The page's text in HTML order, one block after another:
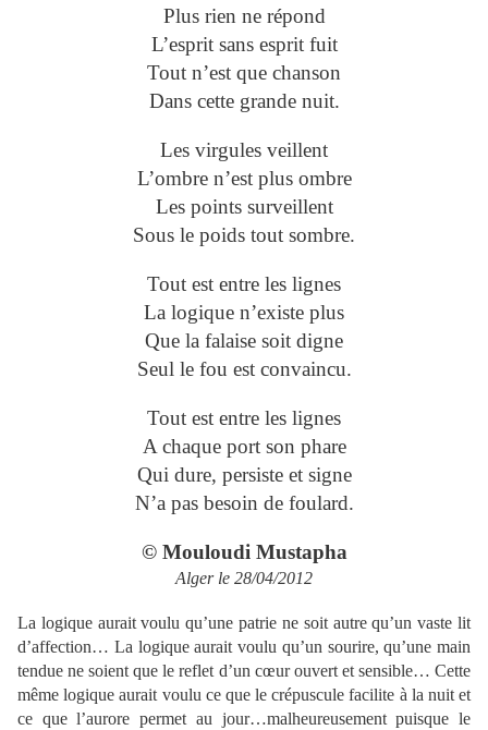
Plus rien ne répond
L’esprit sans esprit fuit
Tout n’est que chanson
Dans cette grande nuit.
Les virgules veillent
L’ombre n’est plus ombre
Les points surveillent
Sous le poids tout sombre.
Tout est entre les lignes
La logique n’existe plus
Que la falaise soit digne
Seul le fou est convaincu.
Tout est entre les lignes
A chaque port son phare
Qui dure, persiste et signe
N’a pas besoin de foulard.
© Mouloudi Mustapha
Alger le 28/04/2012
La logique aurait voulu qu’une patrie ne soit autre qu’un vaste lit
d’affection… La logique aurait voulu qu’un sourire, qu’une main
tendue ne soient que le reflet d’un cœur ouvert et sensible… Cette
même logique aurait voulu ce que le crépuscule facilite à la nuit et
ce que l’aurore permet au jour…malheureusement puisque le